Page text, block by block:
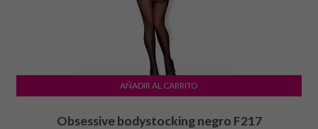
Obsessive bodystocking negro F217
AÑADIR AL CARRITO